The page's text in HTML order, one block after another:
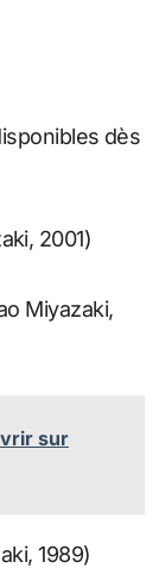
dès
2001)
Miyazaki,
sur
1989)